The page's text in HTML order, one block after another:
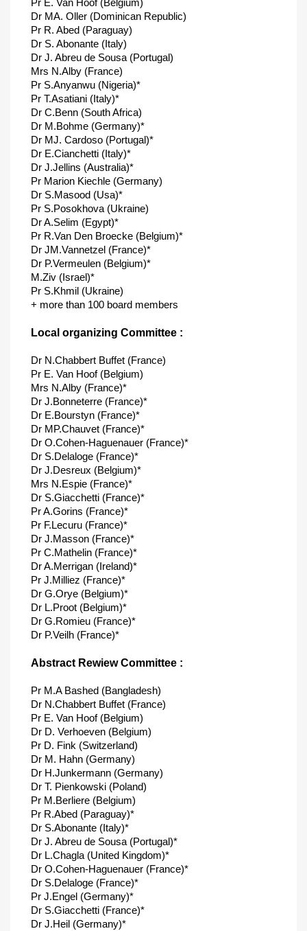
Pr E. Van Hoof (Belgium)
Dr MA. Oller (Dominican Republic)
Pr R. Abed (Paraguay)
Dr S. Abonante (Italy)
Dr J. Abreu de Sousa (Portugal)
Mrs N.Alby (France)
Pr S.Anyanwu (Nigeria)*
Pr T.Asatiani (Italy)*
Dr C.Benn (South Africa)
Dr M.Bohme (Germany)*
Dr MJ. Cardoso (Portugal)*
Dr E.Cianchetti (Italy)*
Dr J.Jellins (Australia)*
Pr Marion Kiechle (Germany)
Dr S.Masood (Usa)*
Pr S.Posokhova (Ukraine)
Dr A.Selim (Egypt)*
Pr R.Van Den Broecke (Belgium)*
Dr JM.Vannetzel (France)*
Dr P.Vermeulen (Belgium)*
M.Ziv (Israel)*
Pr S.Khmil (Ukraine)
+ more than 100 board members
Local organizing Committee :
Dr N.Chabbert Buffet (France)
Pr E. Van Hoof (Belgium)
Mrs N.Alby (France)*
Dr J.Bonneterre (France)*
Dr E.Bourstyn (France)*
Dr MP.Chauvet (France)*
Dr O.Cohen-Haguenauer (France)*
Dr S.Delaloge (France)*
Dr J.Desreux (Belgium)*
Mrs N.Espie (France)*
Dr S.Giacchetti (France)*
Pr A.Gorins (France)*
Pr F.Lecuru (France)*
Dr J.Masson (France)*
Pr C.Mathelin (France)*
Dr A.Merrigan (Ireland)*
Pr J.Milliez (France)*
Dr G.Orye (Belgium)*
Dr L.Proot (Belgium)*
Dr G.Romieu (France)*
Dr P.Veilh (France)*
Abstract Rewiew Committee :
Pr M.A Bashed (Bangladesh)
Dr N.Chabbert Buffet (France)
Pr E. Van Hoof (Belgium)
Dr D. Verhoeven (Belgium)
Pr D. Fink (Switzerland)
Dr M. Hahn (Germany)
Dr H.Junkermann (Germany)
Dr T. Pienkowski (Poland)
Pr M.Berliere (Belgium)
Pr R.Abed (Paraguay)*
Dr S.Abonante (Italy)*
Dr J. Abreu de Sousa (Portugal)*
Dr L.Chagla (United Kingdom)*
Dr O.Cohen-Haguenauer (France)*
Dr S.Delaloge (France)*
Pr J.Engel (Germany)*
Dr S.Giacchetti (France)*
Dr J.Heil (Germany)*